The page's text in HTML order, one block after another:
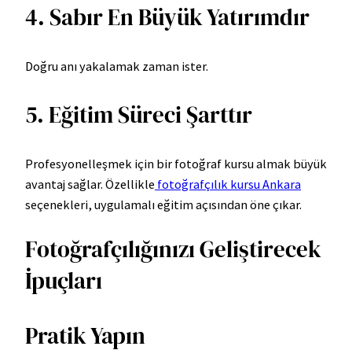
4. Sabır En Büyük Yatırımdır
Doğru anı yakalamak zaman ister.
5. Eğitim Süreci Şarttır
Profesyonelleşmek için bir fotoğraf kursu almak büyük
avantaj sağlar. Özellikle fotoğrafçılık kursu Ankara
seçenekleri, uygulamalı eğitim açısından öne çıkar.
Fotoğrafçılığınızı Geliştirecek
İpuçları
Pratik Yapın